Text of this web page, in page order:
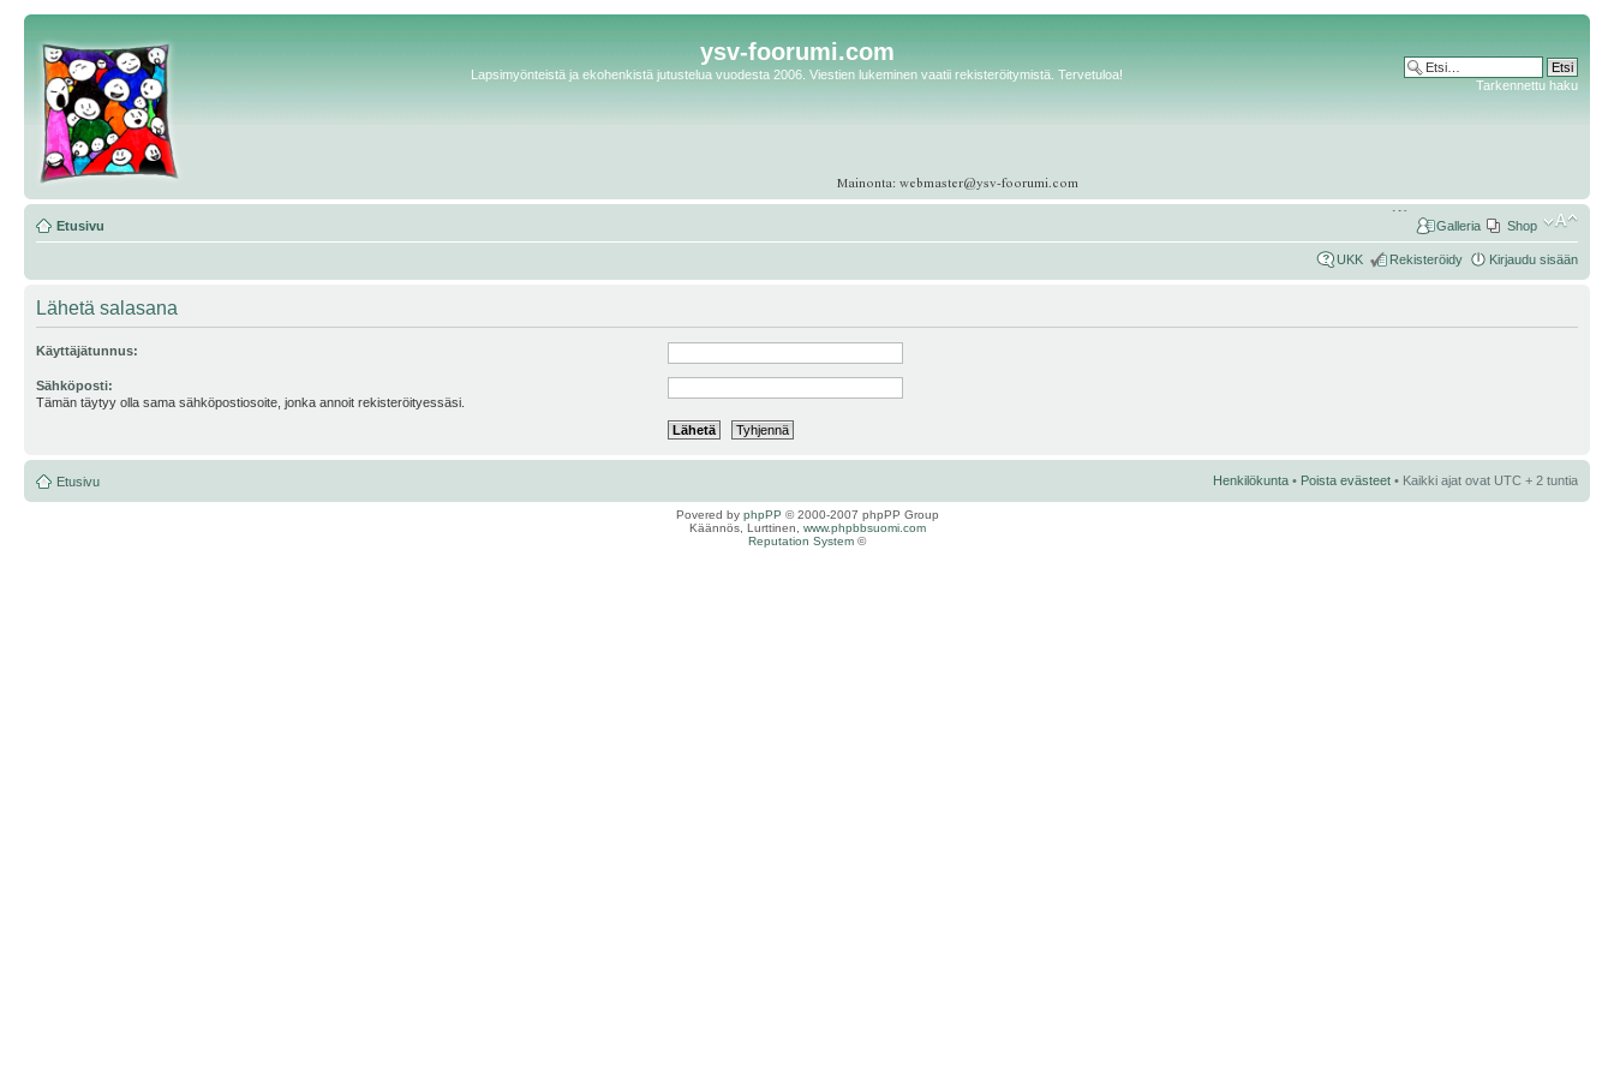
ysv-foorumi.com
Lapsimyönteistä ja ekohenkistä jutustelua vuodesta 2006. Viestien lukeminen vaatii rekisteröitymistä. Tervetuloa!
Tarkennettu haku
Etusivu Shop
Galleria
UKK Rekisteröidy Kirjaudu sisään
Lähetä salasana
Käyttäjätunnus:
Sähköposti:
Tämän täytyy olla sama sähköpostiosoite, jonka annoit rekisteröityessäsi.
Etusivu Henkilökunta • Poista evästeet • Kaikki ajat ovat UTC + 2 tuntia
Povered by phpPP © 2000-2007 phpPP Group
Käännös, Lurttinen, www.phpbbsuomi.com
Reputation System ©